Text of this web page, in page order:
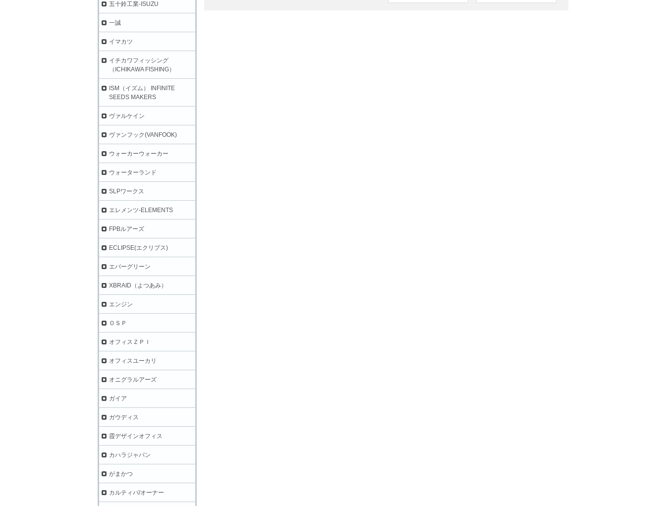
五十鈴工業-ISUZU
一誠
イマカツ
イチカワフィッシング
（ICHIKAWA FISHING）
ISM（イズム） INFINITE
SEEDS MAKERS
ヴァルケイン
ヴァンフック(VANFOOK)
ウォーカーウォーカー
ウォーターランド
SLPワークス
エレメンツ-ELEMENTS
FPBルアーズ
ECLIPSE(エクリプス)
エバーグリーン
XBRAID（よつあみ）
エンジン
ＯＳＰ
オフィスＺＰＩ
オフィスユーカリ
オニグラルアーズ
ガイア
ガウディス
霞デザインオフィス
カハラジャパン
がまかつ
カルティバ/オーナー